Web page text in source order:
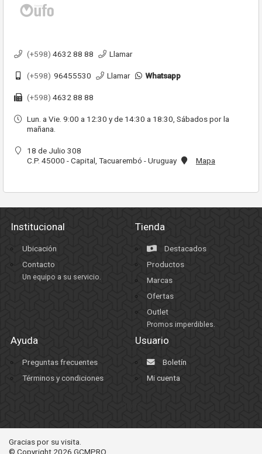
(+598) 4632 88 88 Llamar
(+598) 96455530 Llamar Whatsapp
(+598) 4632 88 88
Lun. a Vie. 9:00 a 12:30 y de 14:30 a 18:30, Sábados por la
mañana.
18 de Julio 308
C.P. 45000 - Capital, Tacuarembó - Uruguay
Mapa
Institucional
Ubicación
Contacto
Un equipo a su servicio.
Tienda
Destacados
Productos
Marcas
Ofertas
Outlet
Promos imperdibles.
Ayuda
Preguntas frecuentes
Términos y condiciones
Usuario
Boletín
Mi cuenta
Gracias por su visita.
© Copyright 2026 GCMPRO